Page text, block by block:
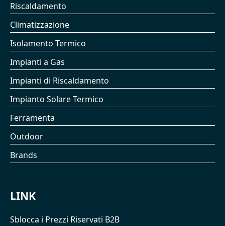
Riscaldamento
Climatizzazione
Isolamento Termico
Impianti a Gas
Impianti di Riscaldamento
Impianto Solare Termico
Ferramenta
Outdoor
Brands
LINK
Sblocca i Prezzi Riservati B2B